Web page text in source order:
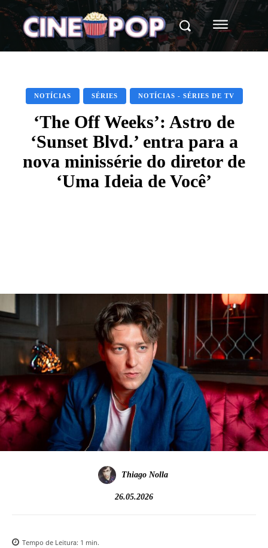
NOTÍCIAS SÉRIES NOTÍCIAS - SÉRIES DE TV
‘The Off Weeks’: Astro de
‘Sunset Blvd.’ entra para a
nova minissérie do diretor de
‘Uma Ideia de Você’
Thiago Nolla
26.05.2026
Tempo de Leitura: 1 min.